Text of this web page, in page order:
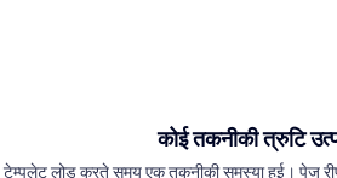
कोई तकनीकी त्रुटि
लोड करते समय एक तकनीकी समस्या हुई। पेज